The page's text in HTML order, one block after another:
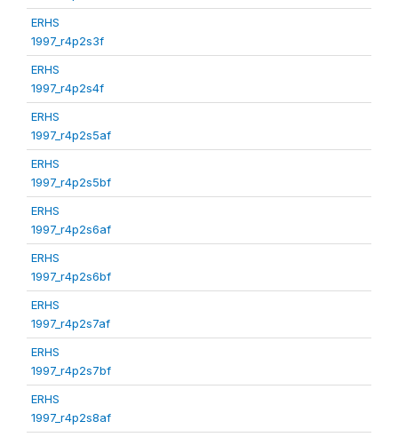
ERHS
1997_r4p2s3f
ERHS
1997_r4p2s4f
ERHS
1997_r4p2s5af
ERHS
1997_r4p2s5bf
ERHS
1997_r4p2s6af
ERHS
1997_r4p2s6bf
ERHS
1997_r4p2s7af
ERHS
1997_r4p2s7bf
ERHS
1997_r4p2s8af